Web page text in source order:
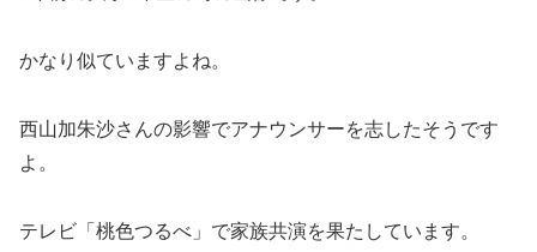
かなり似ていますよね。
西山加朱沙さんの影響でアナウンサーを志したそうです
よ。
テレビ「桃色つるべ」で家族共演を果たしています。